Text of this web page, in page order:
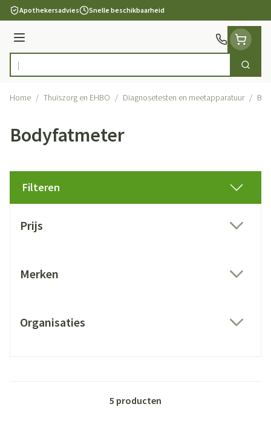
Ga naar de inhoud
Apothekersadvies Snelle beschikbaarheid
Menu
Product, merk, categorie... Zoek
Home / Thuiszorg en EHBO / Diagnosetesten en meetapparatuur /
Bodyfatmeter
Filteren
Prijs
Merken
Organisaties
5 producten